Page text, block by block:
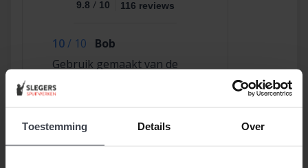
Toestemming Details Over
9.8 / 10 116 reviews
10/ 10
Bob
Gebruik gemaakt van de
onvermijdelijke scheuren na
en dat hebben ze super